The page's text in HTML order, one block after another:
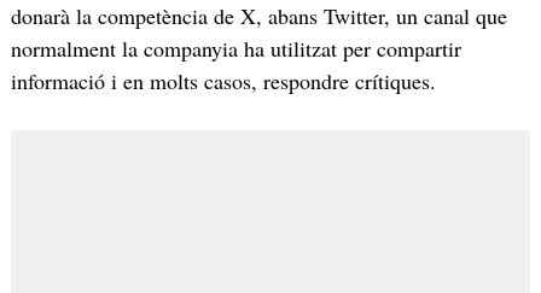
donarà la competència de X, abans Twitter, un canal que
normalment la companyia ha utilitzat per compartir
informació i en molts casos, respondre crítiques.